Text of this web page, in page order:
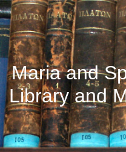
Maria and
Library and